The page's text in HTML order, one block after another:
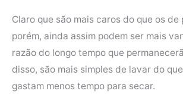
Claro que são mais caros do que os de
porém, ainda assim podem ser mais
razão do longo tempo que
disso, são mais simples de lavar do
gastam menos tempo para secar.